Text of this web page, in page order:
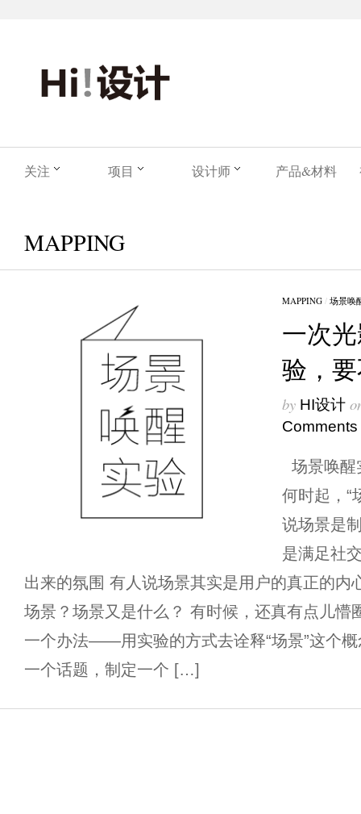
关注 项目 设计师 产品&材料
MAPPING
MAPPING / 场景唤
一次
验，
by HI设计
Comments
场景唤
何时起，“
说场景是
是满足社
出来的氛围 有人说场景其实是用户的真正的
场景？场景又是什么？ 有时候，还真有点儿懵
一个办法——用实验的方式去诠释“场景”这个
一个话题，制定一个 […]